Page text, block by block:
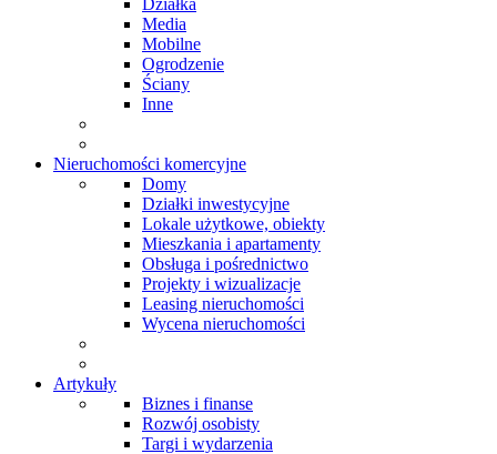
Działka
Media
Mobilne
Ogrodzenie
Ściany
Inne
Nieruchomości komercyjne
Domy
Działki inwestycyjne
Lokale użytkowe, obiekty
Mieszkania i apartamenty
Obsługa i pośrednictwo
Projekty i wizualizacje
Leasing nieruchomości
Wycena nieruchomości
Artykuły
Biznes i finanse
Rozwój osobisty
Targi i wydarzenia